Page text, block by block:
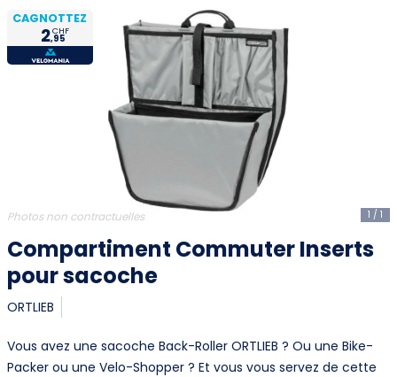
CAGNOTTEZ
2,95
CHF
1 / 1
Photos non contractuelles
Compartiment Commuter Inserts
pour sacoche
ORTLIEB
Vous avez une sacoche Back-Roller ORTLIEB ? Ou une Bike-
Packer ou une Velo-Shopper ? Et vous vous servez de cette